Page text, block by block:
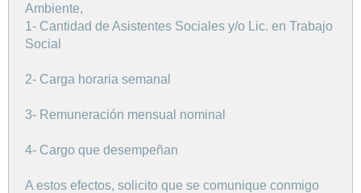
Ambiente,
1- Cantidad de Asistentes Sociales y/o Lic. en Trabajo
Social
2- Carga horaria semanal
3- Remuneración mensual nominal
4- Cargo que desempeñan
A estos efectos, solicito que se comunique conmigo